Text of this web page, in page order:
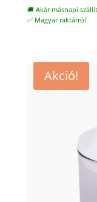
🚚 Akár másnapi
✅ Magyar raktárról
Akció!